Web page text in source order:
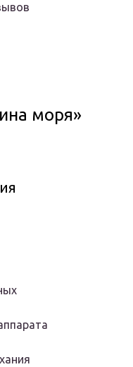
моря»